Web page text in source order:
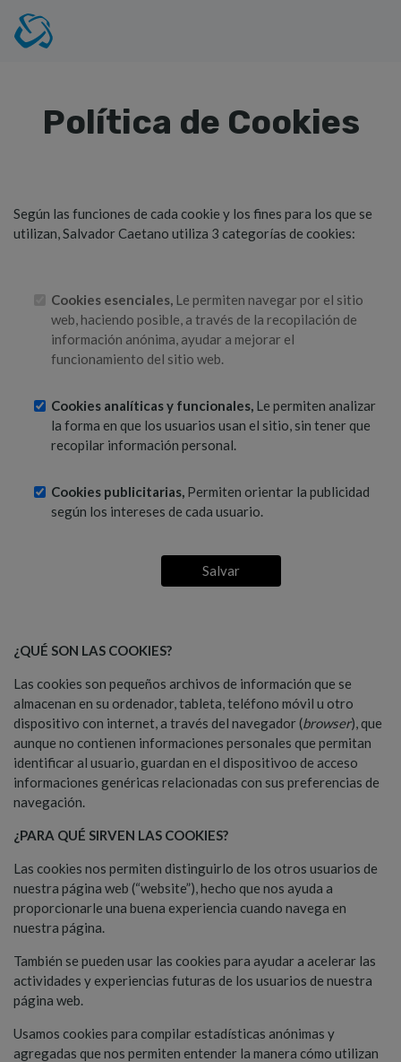
Política de Cookies
Según las funciones de cada cookie y los fines para los que se
utilizan, Salvador Caetano utiliza 3 categorías de cookies:
Cookies esenciales, Le permiten navegar por el sitio
web, haciendo posible, a través de la recopilación de
información anónima, ayudar a mejorar el
funcionamiento del sitio web.
Cookies analíticas y funcionales, Le permiten analizar
la forma en que los usuarios usan el sitio, sin tener que
recopilar información personal.
Cookies publicitarias, Permiten orientar la publicidad
según los intereses de cada usuario.
Salvar
¿QUÉ SON LAS COOKIES?
Las cookies son pequeños archivos de información que se
almacenan en su ordenador, tableta, teléfono móvil u otro
dispositivo con internet, a través del navegador (browser), que
aunque no contienen informaciones personales que permitan
identificar al usuario, guardan en el dispositivoo de acceso
informaciones genéricas relacionadas con sus preferencias de
navegación.
¿PARA QUÉ SIRVEN LAS COOKIES?
Las cookies nos permiten distinguirlo de los otros usuarios de
nuestra página web (“website”), hecho que nos ayuda a
proporcionarle una buena experiencia cuando navega en
nuestra página.
También se pueden usar las cookies para ayudar a acelerar las
actividades y experiencias futuras de los usuarios de nuestra
página web.
Usamos cookies para compilar estadísticas anónimas y
agregadas que nos permiten entender la manera cómo utilizan